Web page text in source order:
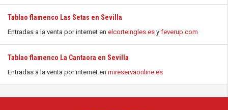
Tablao flamenco Las Setas en Sevilla
Entradas a la venta por internet en elcorteingles.es y feverup.com
Tablao flamenco La Cantaora en Sevilla
Entradas a la venta por internet en mireservaonline.es